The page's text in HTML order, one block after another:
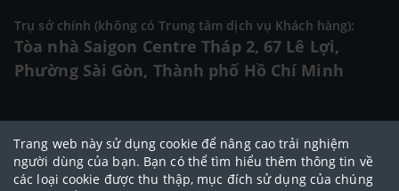
Trụ sở chính (không có Trung tâm dịch vụ Khách hàng):
Tòa nhà Saigon Centre Tháp 2, 67 Lê Lợi,
Phường Sài Gòn, Thành phố Hồ Chí Minh
Đại lý Ngoại hạng AIA|Điều khoản sử dụng |Cam kết bảo mật|Chính
sách bảo vệ dữ liệu cá nhân|Chính sách cookie |Quy tắc đạo đức|
Trang web này sử dụng cookie để nâng cao trải nghiệm
người dùng của bạn. Bạn có thể tìm hiểu thêm thông tin về
các loại cookie được thu thập, mục đích sử dụng của chúng